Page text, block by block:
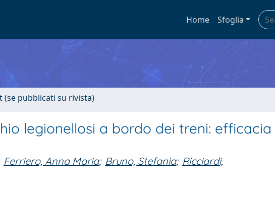
Home Sfoglia
(se pubblicati su rivista)
legionellosi a bordo dei treni: efficacia
Ferriero, Anna Maria; Bruno, Stefania; Ricciardi,